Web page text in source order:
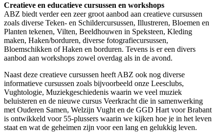
Creatieve en educatieve cursussen en workshops
ABZ biedt verder een zeer groot aanbod aan creatieve cursussen
zoals diverse Teken- en Schildercursussen, Illustreren, Bloemen en
Planten tekenen, Vilten, Beeldhouwen in Speksteen, Kleding
maken, Haken/borduren, diverse fotografiecursussen,
Bloemschikken of Haken en borduren. Tevens is er een divers
aanbod aan workshops zowel overdag als in de avond.
Naast deze creatieve cursussen heeft ABZ ook nog diverse
informatieve cursussen zoals bijvoorbeeld onze Leesclubs,
Vughtologie, Muziekgeschiedenis waarin we veel muziek
beluisteren en de nieuwe cursus Veerkracht die in samenwerking
met Ouderen Samen, Welzijn Vught en de GGD Hart voor Brabant
is ontwikkeld voor 55-plussers waarin we kijken hoe je in het leven
staat en wat de geheimen zijn voor een lang en gelukkig leven.